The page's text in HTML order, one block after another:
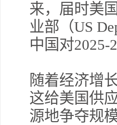
来，届时美
业部（US
中国对
随着经济增
这给美国供
源地争夺规